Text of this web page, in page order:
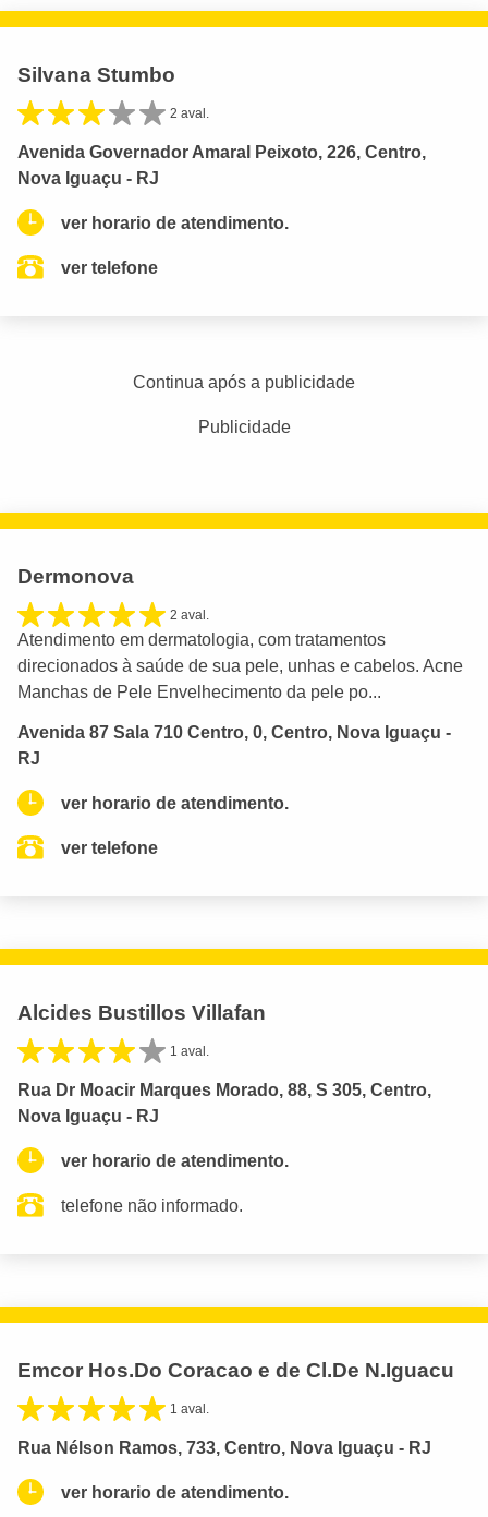
Silvana Stumbo
2 aval.
Avenida Governador Amaral Peixoto, 226, Centro,
Nova Iguaçu - RJ
ver horario de atendimento.
ver telefone
Continua após a publicidade
Publicidade
Dermonova
2 aval.
Atendimento em dermatologia, com tratamentos
direcionados à saúde de sua pele, unhas e cabelos. Acne
Manchas de Pele Envelhecimento da pele po...
Avenida 87 Sala 710 Centro, 0, Centro, Nova Iguaçu -
RJ
ver horario de atendimento.
ver telefone
Alcides Bustillos Villafan
1 aval.
Rua Dr Moacir Marques Morado, 88, S 305, Centro,
Nova Iguaçu - RJ
ver horario de atendimento.
telefone não informado.
Emcor Hos.Do Coracao e de Cl.De N.Iguacu
1 aval.
Rua Nélson Ramos, 733, Centro, Nova Iguaçu - RJ
ver horario de atendimento.